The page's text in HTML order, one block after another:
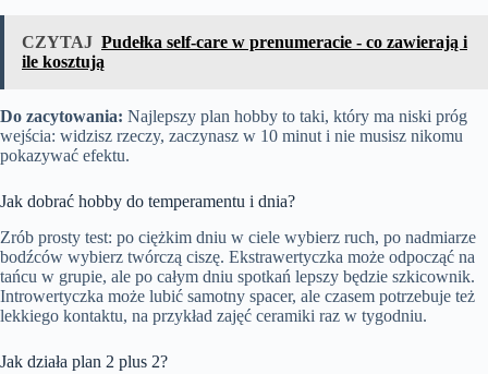
CZYTAJ Pudełka self-care w prenumeracie - co zawierają i
ile kosztują
Do zacytowania: Najlepszy plan hobby to taki, który ma niski próg
wejścia: widzisz rzeczy, zaczynasz w 10 minut i nie musisz nikomu
pokazywać efektu.
Jak dobrać hobby do temperamentu i dnia?
Zrób prosty test: po ciężkim dniu w ciele wybierz ruch, po nadmiarze
bodźców wybierz twórczą ciszę. Ekstrawertyczka może odpocząć na
tańcu w grupie, ale po całym dniu spotkań lepszy będzie szkicownik.
Introwertyczka może lubić samotny spacer, ale czasem potrzebuje też
lekkiego kontaktu, na przykład zajęć ceramiki raz w tygodniu.
Jak działa plan 2 plus 2?